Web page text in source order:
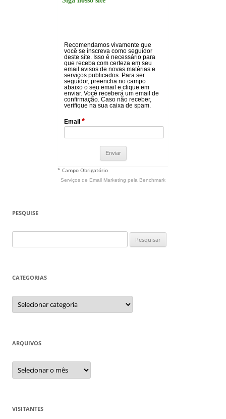
Recomendamos vivamente que
você se inscreva como seguidor
deste site. Isso é necessário para
que receba com certeza em seu
email avisos de novas matérias e
serviços publicados. Para ser
seguidor, preencha no campo
abaixo o seu email e clique em
enviar. Você receberá um email de
confirmação. Caso não receber,
verifique na sua caixa de spam.
Email *
* Campo Obrigatório
Serviços de Email Marketing pela Benchmark
PESQUISE
por:
CATEGORIAS
Categorias
ARQUIVOS
Arquivos
VISITANTES